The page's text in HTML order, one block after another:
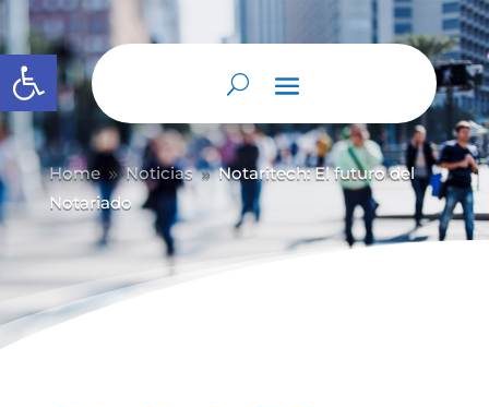
Abrir barra de herramientas
Home 9 Noticias 9 Notaritech: El futuro del
Notariado